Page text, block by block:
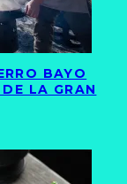
BAYO
LA GRAN